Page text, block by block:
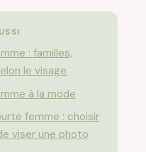
: familles,
le visage
à la mode
femme : choisir
viser une photo